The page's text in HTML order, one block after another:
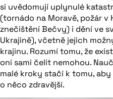
si uvědomují uplynulé
(tornádo na Moravě, požár v
znečištění Bečvy) i dění ve
Ukrajině), včetně jejich
krajinu. Rozumí tomu, že
oni sami čelit nemohou.
malé kroky stačí k tomu,
o něco zdravější.